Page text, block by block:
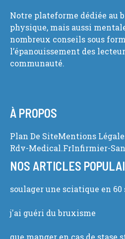
Notre plateforme dédiée au
physique, mais aussi
nombreux conseils sous
l’épanouissement des
communauté.
À PROPOS
Plan De SiteMentions
Rdv-Medical.frInfirmier-
NOS ARTICLES
soulager une sciatique en 60
j'ai guéri du bruxisme
que manger en cas de stase